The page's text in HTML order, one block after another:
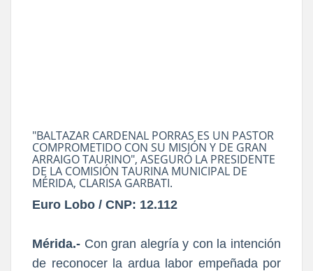
"BALTAZAR CARDENAL PORRAS ES UN PASTOR
COMPROMETIDO CON SU MISIÓN Y DE GRAN
ARRAIGO TAURINO", ASEGURÓ LA PRESIDENTE
DE LA COMISIÓN TAURINA MUNICIPAL DE
MÉRIDA, CLARISA GARBATI.
Euro Lobo / CNP: 12.112
Mérida.- Con gran alegría y con la intención
de reconocer la ardua labor empeñada por